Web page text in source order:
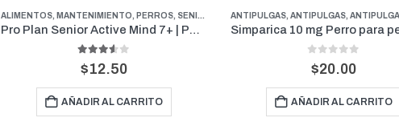
ANTIPULGAS ,ANTIPULGAS,ANTIPULGAS PERROS PESOS PEQUEÑOS , FARMACIA, PERROS
Simparica 10 mg Perro para pesos de 2.5 kg a 5 kg (1 mes)
0out of 5
$20.00
AÑADIR AL CARRITO
DESPARASITANTES,
Endogard 2.5 kg – Blíster 2
out of 5
$4.00
AÑADIR AL CARRITO